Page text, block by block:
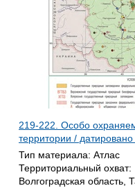
219-222. Особо
территории / датировано
Тип материала: Атлас
Территориальный охват:
Волгоградская область,